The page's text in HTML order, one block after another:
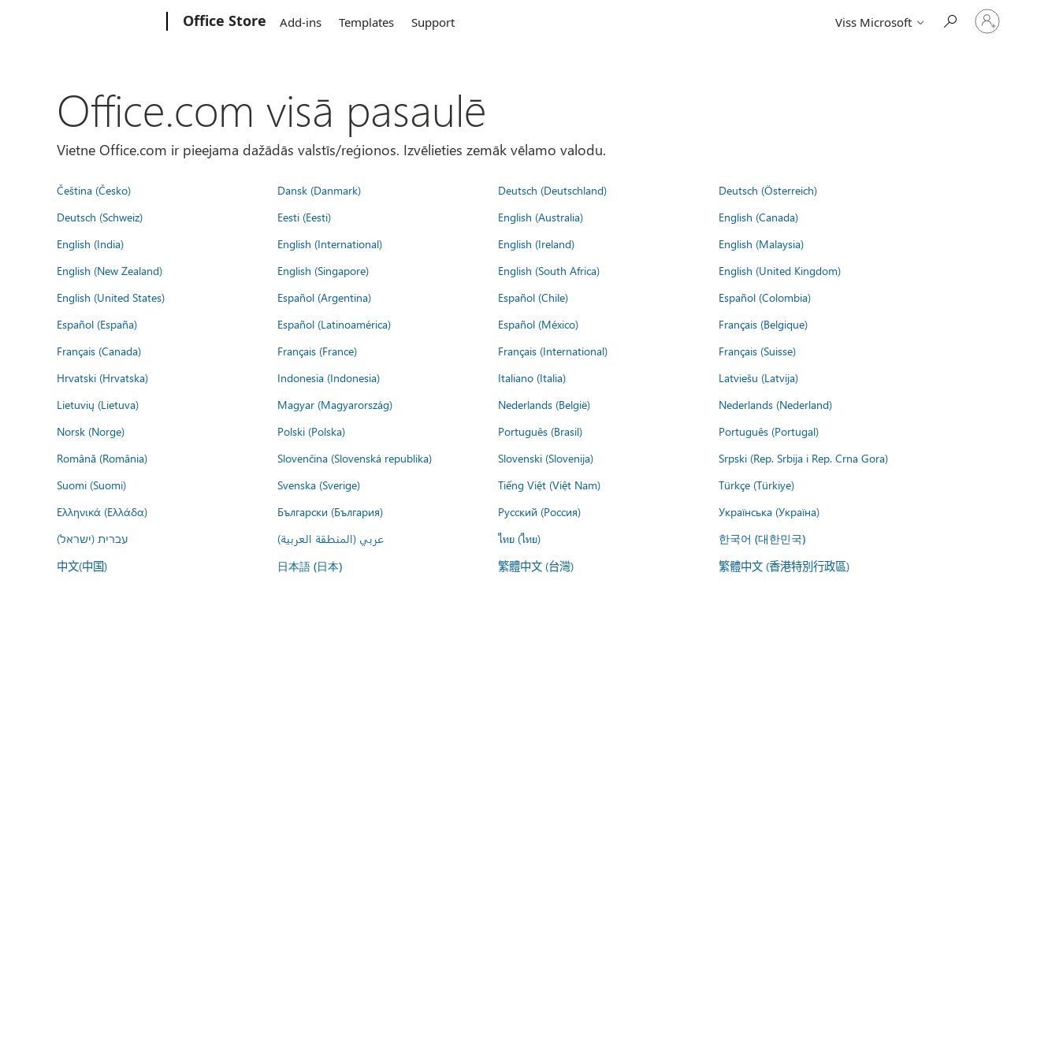
Office Store Add-ins Templates Support Viss Microsoft
Pierakstieties
savā
kontā
Office.com visā pasaulē
Vietne Office.com ir pieejama dažādās valstīs/reģionos. Izvēlieties zemāk vēlamo valodu.
Čeština (Česko) Dansk (Danmark) Deutsch (Deutschland)
Deutsch (Österreich)
Deutsch (Schweiz)
Eesti (Eesti) English (Australia)
English (Canada)
English (India)
English (International) English (Ireland)
English (Malaysia)
English (New Zealand)
English (Singapore) English (South Africa)
English (United Kingdom)
English (United States)
Español (Argentina) Español (Chile)
Español (Colombia)
Español (España)
Español (Latinoamérica) Español (México)
Français (Belgique)
Français (Canada)
Français (France) Français (International)
Français (Suisse)
Hrvatski (Hrvatska)
Indonesia (Indonesia) Italiano (Italia)
Latviešu (Latvija)
Lietuvių (Lietuva)
Magyar (Magyarország) Nederlands (België)
Nederlands (Nederland)
Norsk (Norge)
Polski (Polska) Português (Brasil)
Português (Portugal)
Română (România)
Slovenčina (Slovenská republika) Slovenski (Slovenija)
Srpski (Rep. Srbija i Rep. Crna Gora)
Suomi (Suomi)
Svenska (Sverige) Tiếng Việt (Việt Nam)
Türkçe (Türkiye)
Ελληνικά (Ελλάδα)
Български (България) Русский (Россия)
Українська (Україна)
עברית (ישראל)
عربي (المنطقة العربية) ไทย (ไทย) 한국어 (대한민국)
中文(中国) 日本語 (日本) 繁體中文 (台灣) 繁體中文 (香港特別行政區)